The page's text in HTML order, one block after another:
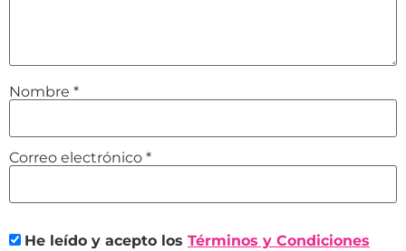
Nombre *
Correo electrónico *
He leído y acepto los Términos y Condiciones